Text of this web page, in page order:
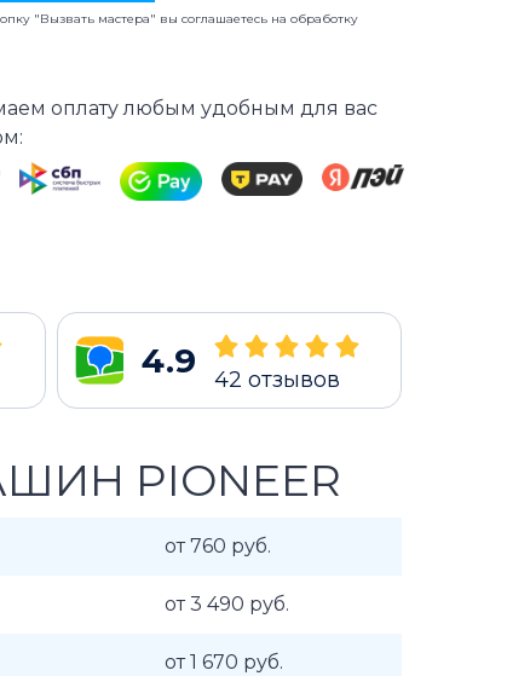
"Вызвать мастера" вы соглашаетесь наобработку
оплату любым удобным для вас
4.9 42 отзывов
PIONEER
от 760 руб.
от 3 490 руб.
от 1 670 руб.